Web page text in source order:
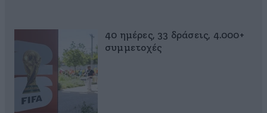
40 ημέρες, 33 δράσεις, 4.000+
συμμετοχές